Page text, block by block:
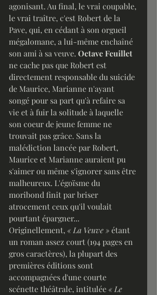
agonisant. Au final, le vrai coupable,
le vrai traître, c'est Robert de la
Pave, qui, en cédant à son orgueil
mégalomane, a lui-même enchaîné
son ami à sa veuve. Octave Feuillet
ne cache pas que Robert est
directement responsable du suicide
de Maurice, Marianne n'ayant
songé pour sa part qu'à refaire sa
vie et à fuir la solitude à laquelle
son coeur de jeune femme ne
trouvait pas grâce. Sans la
malédiction lancée par Robert,
Maurice et Marianne auraient pu
s'aimer ou même s'ignorer sans être
malheureux. L'égoïsme du
moribond finit par briser
atrocement ceux qu'il voulait
pourtant épargner...
Originellement, « La Veuve » étant
un roman assez court (194 pages en
gros caractères), la plupart des
premières éditions sont
accompagnées d'une courte
scénette théâtrale, intitulée « Le